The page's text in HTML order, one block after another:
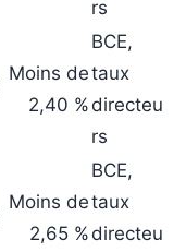
rs
Moins de
2,40 %
BCE,
taux
directeu
rs
Moins de
2,65 %
BCE,
taux
directeu